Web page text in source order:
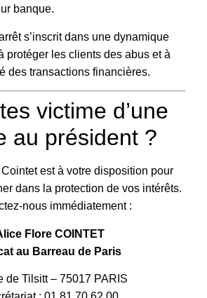
banque.
s’inscrit dans une dynamique
protéger les clients des abus et à
des transactions financières.
victime d’une
au président ?
est à votre disposition pour
dans la protection de vos intérêts.
nous immédiatement :
Flore COINTET
au Barreau de Paris
de Tilsitt – 75017 PARIS